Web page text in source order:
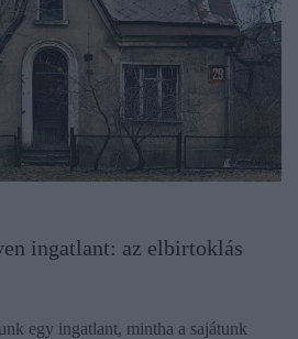
ingatlant: az elbirtoklás
egy ingatlant, mintha a sajátunk